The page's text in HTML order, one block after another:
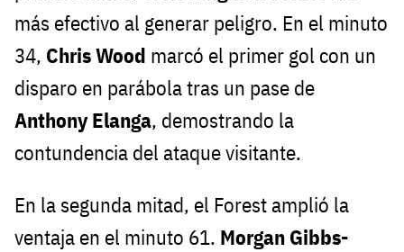
más efectivo al generar peligro. En el minuto
34, Chris Wood marcó el primer gol con un
disparo en parábola tras un pase de
Anthony Elanga, demostrando la
contundencia del ataque visitante.
En la segunda mitad, el Forest amplió la
ventaja en el minuto 61. Morgan Gibbs-